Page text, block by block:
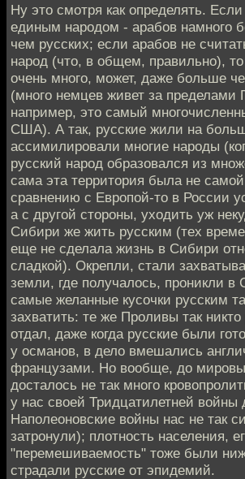
Ну это смотря как определять.
единым народом - арабов намного
чем русских; если арабов не
народ (что, в общем, правильно),
очень много, может, даже больше
(много немцев живет за пределами
например, это самый
США). А так, русские жили на
ассимилировали многие народы
русский народ образовался из
сама эта территория была не
сравнению с Европой-то в России
а с другой стороны, уходить уж
Сибири же жить русским (тех
еще не сделала жизнь в Сибири
сладкой). Окрепли, стали
земли, где получалось, проникли в
самые желанные кусочки русским
захватить: те же Проливы так
отдал, даже когда русские были
у османов, в дело вмешались
французами. Но вообще, до
досталось не так много
у нас своей Тридцатилетней войны
Наполеоновские войны нас не так
затронули); плотность населения,
"перемешиваемость" тоже были
страдали русские от эпидемий.